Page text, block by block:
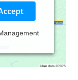
ist: Alice Brehm-